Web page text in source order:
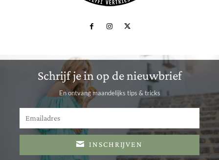
Schrijf je in op de nieuwbrief
En ontvang maandelijks tips & tricks
INSCHRIJVEN